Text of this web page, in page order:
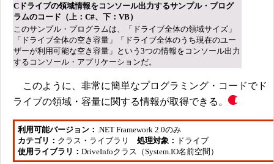
Cドライブの領域情報をコンソール出力するサンプル・プログ
ラムのコード（上：C#、下：VB）
このサンプル・プログラムは、「ドライブ全体の領域サイズ」
「ドライブ全体の空き容量」「ドライブ全体のうち現在のユー
ザーが利用可能な空き容量」という3つの情報をコンソール出力
するコンソール・アプリケーションだ。
このように、非常に簡単なプログラミング・コードでド
ライブの領域・容量に関する情報が取得できる。
利用可能バージョン： .NET Framework 2.0のみ
カテゴリ： クラス・ライブラリ 処理対象： ドライブ
使用ライブラリ： DriveInfoクラス（System.IO名前空間）